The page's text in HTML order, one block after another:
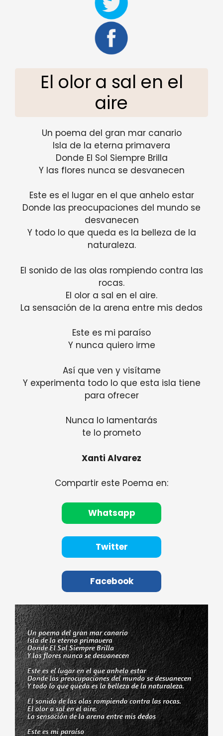
El olor a sal en el
aire
Un poema del gran mar canario
Isla de la eterna primavera
Donde El Sol Siempre Brilla
Y las flores nunca se desvanecen
Este es el lugar en el que anhelo estar
Donde las preocupaciones del mundo se
desvanecen
Y todo lo que queda es la belleza de la
naturaleza.
El sonido de las olas rompiendo contra las
rocas.
El olor a sal en el aire.
La sensación de la arena entre mis dedos
Este es mi paraíso
Y nunca quiero irme
Así que ven y visítame
Y experimenta todo lo que esta isla tiene
para ofrecer
Nunca lo lamentarás
te lo prometo
Xanti Alvarez
Compartir este Poema en:
Whatsapp
Twitter
Facebook